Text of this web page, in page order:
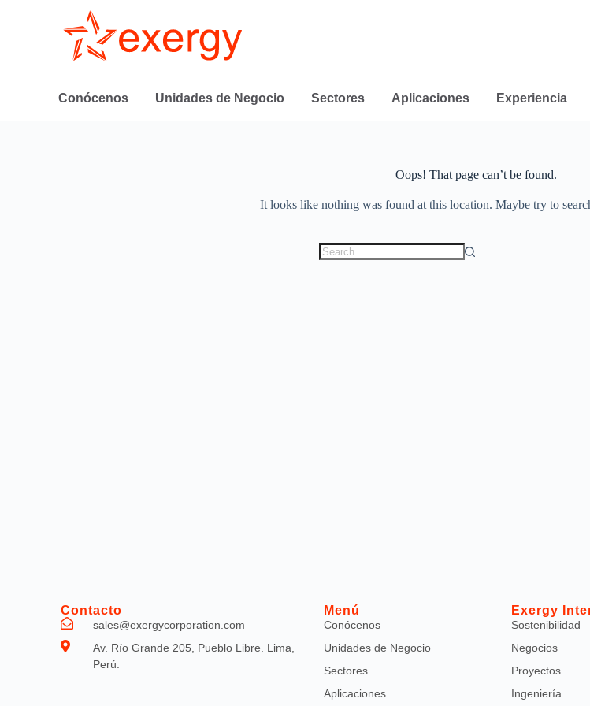
Conócenos Unidades de Negocio Sectores Aplicaciones Experiencia
Oops! That page can’t be found.
It looks like nothing was found at this location. Maybe try to
Contacto
sales@exergycorporation.com
Av. Río Grande 205, Pueblo Libre. Lima,
Perú.
Menú
Conócenos
Unidades de Negocio
Sectores
Aplicaciones
Exergy
Sostenibilidad
Negocios
Proyectos
Ingeniería